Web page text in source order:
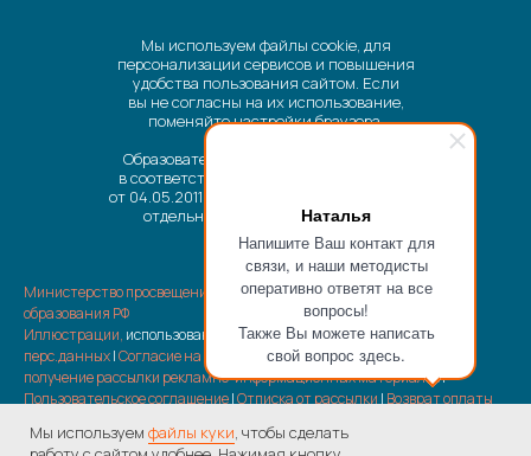
Наталья
Напишите Ваш контакт для
связи, и наши методисты
оперативно ответят на все
вопросы!
Также Вы можете написать
свой вопрос здесь.
Мы используем файлы cookie, для
персонализации сервисов и повышения
удобства пользования сайтом. Если
вы не согласны на их использование,
поменяйте настройки браузера.
Образовательные услуги оказываются
в соответствии с Федеральным законом
от 04.05.2011 № 99-ФЗ «О лицензировании
отдельных видов деятельности».
Министерство просвещения РФ |Министерство науки и высшего
образования РФ
Иллюстрации, использованные на сайте | Политика обработки
перс.данных|Согласие на обработку перс.данных|Согласие на
получение рассылки рекламно-информационных материалов|
Пользовательское соглашение|Отписка от рассылки | Возврат оплаты
© 2022—2026 ООО «МЕДИАТОР» Все материалы, размещенные на сайте,
Мы используем файлы куки, чтобы сделать